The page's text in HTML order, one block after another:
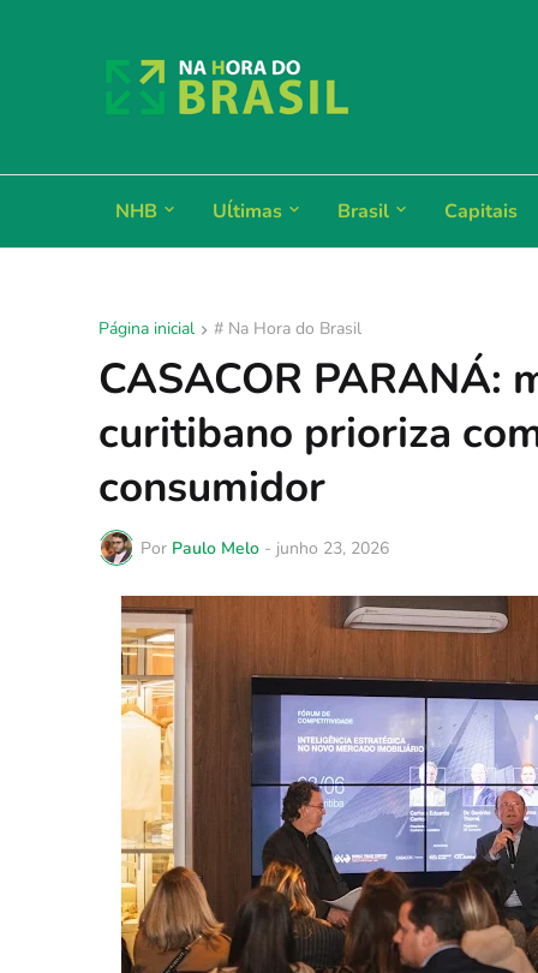
NHB Uĺtimas Brasil Capitais
Página inicial # Na Hora do Brasil
CASACOR PARANÁ:
curitibano prioriza
consumidor
Por Paulo Melo - junho 23, 2026